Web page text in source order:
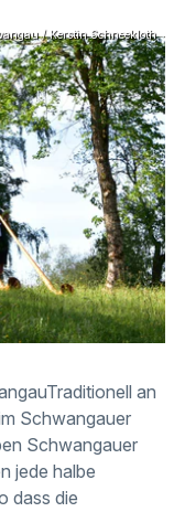
/ Kerstin Schneekloth
an
Schwangauer
Schwangauer
jede halbe
dass die